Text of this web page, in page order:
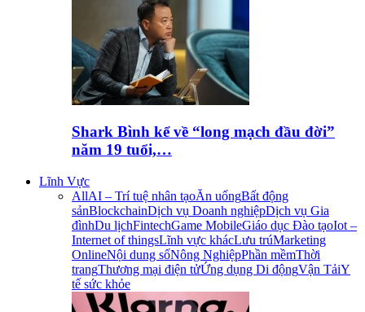
Shark Bình kể về “long mạch đầu đời”
năm 19 tuổi,…
Lĩnh Vực
AllAI – Trí tuệ nhân tạoĂn uốngBất động
sảnBlockchainDịch vụ Doanh nghiệpDịch vụ Gia
đìnhDu lịchFintechGame MobileGiáo dục Đào tạoIot –
Internet of thingsLĩnh vực khácLưu trúMarketing
OnlineNội dung sốNông NghiệpPhần mềmThời
trangThương mại điện tửỨng dụng Di độngVận TảiY
tế sức khỏe